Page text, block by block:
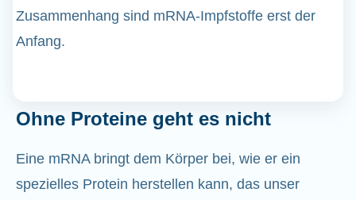
Zusammenhang sind mRNA-Impfstoffe erst der
Anfang.
Ohne Proteine geht es nicht
Eine mRNA bringt dem Körper bei, wie er ein
spezielles Protein herstellen kann, das unser